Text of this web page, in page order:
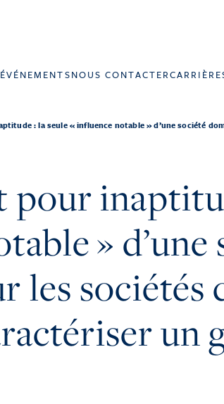
ÉVÉNEMENTSNOUS CONTACTER
: la seule « influence notable » d’une société
pour
» d’une
les sociétés
un